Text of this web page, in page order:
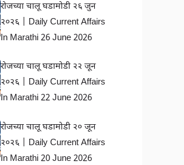
रोजच्या चालू घडामोडी २६ जुन
२०२६ | Daily Current Affairs
In Marathi 26 June 2026
रोजच्या चालू घडामोडी २२ जून
२०२६ | Daily Current Affairs
In Marathi 22 June 2026
रोजच्या चालू घडामोडी २० जून
२०२६ | Daily Current Affairs
In Marathi 20 June 2026